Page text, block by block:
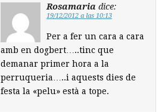
Rosamaria dice:
19/12/2012 a las 10:13
Per a fer un cara a cara
amb en dogbert…..tinc que
demanar primer hora a la
perruqueria…..i aquests dies de
festa la «pelu» està a tope.